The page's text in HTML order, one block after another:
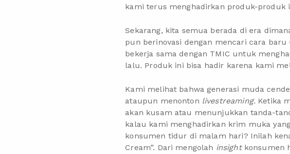
kami terus menghadirkan produk-produk
Sekarang, kita semua berada di era
pun berinovasi dengan mencari cara
bekerja sama dengan TMIC untuk
lalu. Produk ini bisa hadir karena kami
Kami melihat bahwa generasi muda
ataupun menonton livestreaming. Ketika
akan kusam atau menunjukkan tanda-
kalau kami menghadirkan krim muka
konsumen tidur di malam hari? Inilah
Cream”. Dari mengolah insight konsumen